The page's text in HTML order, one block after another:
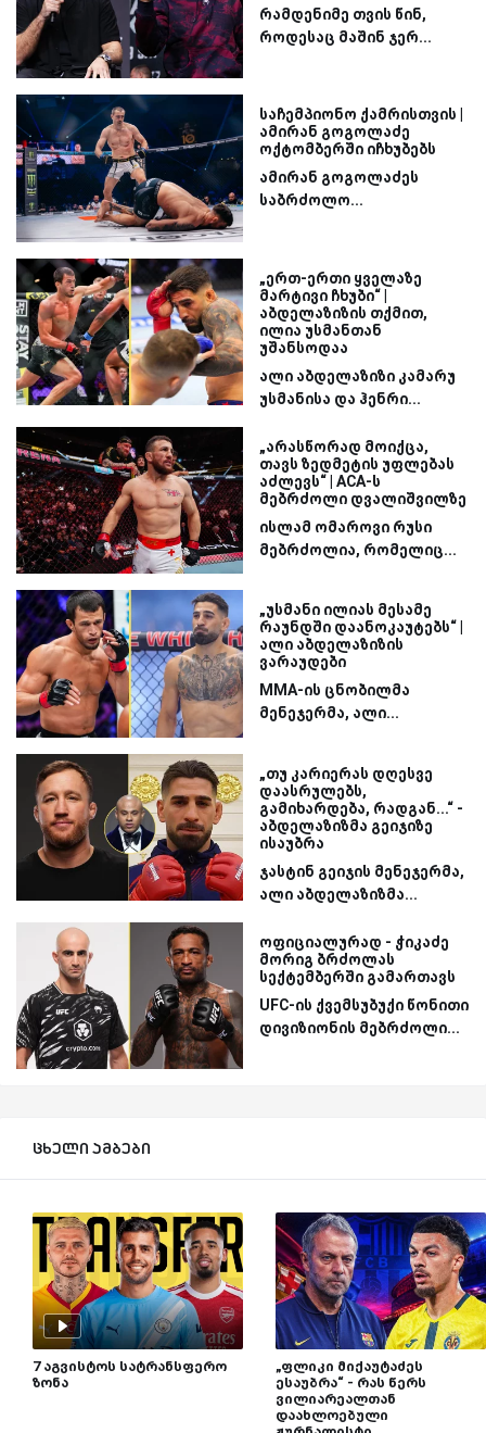
რამდენიმე თვის წინ,
როდესაც მაშინ ჯერ...
საჩემპიონო ქამრისთვის |
ამირან გოგოლაძე
ოქტომბერში იჩხუბებს
ამირან გოგოლაძეს
საბრძოლო...
„ერთ-ერთი ყველაზე
მარტივი ჩხუბი“ |
აბდელაზიზის თქმით,
ილია უსმანთან
უშანსოდაა
ალი აბდელაზიზი კამარუ
უსმანისა და ჰენრი...
„არასწორად მოიქცა,
თავს ზედმეტის უფლებას
აძლევს“ | ACA-ს
მებრძოლი დვალიშვილზე
ისლამ ომაროვი რუსი
მებრძოლია, რომელიც...
„უსმანი ილიას მესამე
რაუნდში დაანოკაუტებს“ |
ალი აბდელაზიზის
ვარაუდები
MMA-ის ცნობილმა
მენეჯერმა, ალი...
„თუ კარიერას დღესვე
დაასრულებს,
გამიხარდება, რადგან...“ -
აბდელაზიზმა გეიჯიზე
ისაუბრა
ჯასტინ გეიჯის მენეჯერმა,
ალი აბდელაზიზმა...
ოფიციალურად - ჭიკაძე
მორიგ ბრძოლას
სექტემბერში გამართავს
UFC-ის ქვემსუბუქი წონითი
დივიზიონის მებრძოლი...
ცხელი ამბები
7 აგვისტოს სატრანსფერო
ზონა
„ფლიკი მიქაუტაძეს
ესაუბრა“ - რას წერს
ვილიარეალთან
დაახლოებული